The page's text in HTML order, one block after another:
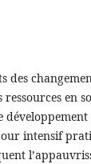
des
en
intensif